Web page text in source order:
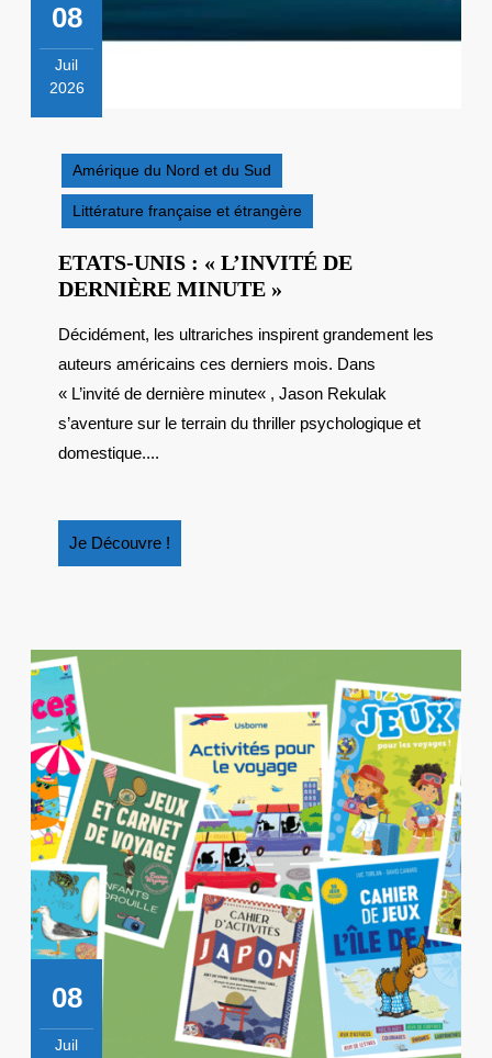
08
Juil
2026
2026
Amérique du Nord et du Sud
Littérature française et étrangère
ETATS-UNIS : « L’INVITÉ DE
DERNIÈRE MINUTE »
:
« L’INVITÉ
DE
DERNIÈRE
Décidément, les ultrariches inspirent grandement les
auteurs américains ces derniers mois. Dans
« L’invité de dernière minute« , Jason Rekulak
s’aventure sur le terrain du thriller psychologique et
domestique....
Je Découvre !
Découvre
08
Juil